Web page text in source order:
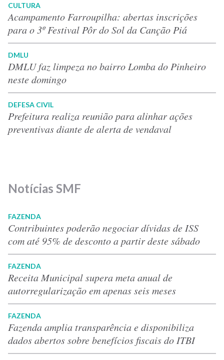
CULTURA
Acampamento Farroupilha: abertas inscrições
para o 3º Festival Pôr do Sol da Canção Piá
DMLU
DMLU faz limpeza no bairro Lomba do Pinheiro
neste domingo
DEFESA CIVIL
Prefeitura realiza reunião para alinhar ações
preventivas diante de alerta de vendaval
Notícias SMF
FAZENDA
Contribuintes poderão negociar dívidas de ISS
com até 95% de desconto a partir deste sábado
FAZENDA
Receita Municipal supera meta anual de
autorregularização em apenas seis meses
FAZENDA
Fazenda amplia transparência e disponibiliza
dados abertos sobre benefícios fiscais do ITBI